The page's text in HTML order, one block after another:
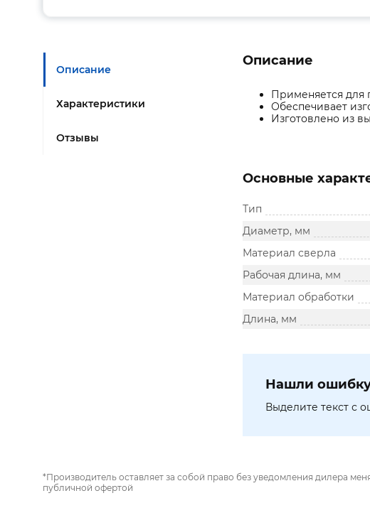
Описание
Характеристики
Отзывы
Описание
Применяется для
Обеспечивает
Изготовлено из
Основные
Тип
Диаметр, мм
Материал сверла
Рабочая длина, мм
Материал обработки
Длина, мм
Нашли
Выделите текст с
*Производитель оставляет за собой право без уведомления дилера
публичной офертой